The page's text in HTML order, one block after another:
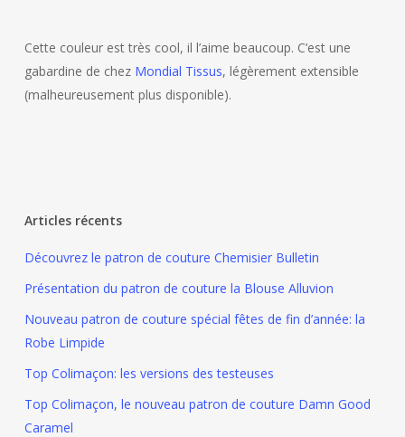
Cette couleur est très cool, il l’aime beaucoup. C’est une
gabardine de chez Mondial Tissus, légèrement extensible
(malheureusement plus disponible).
Articles récents
Découvrez le patron de couture Chemisier Bulletin
Présentation du patron de couture la Blouse Alluvion
Nouveau patron de couture spécial fêtes de fin d’année: la
Robe Limpide
Top Colimaçon: les versions des testeuses
Top Colimaçon, le nouveau patron de couture Damn Good
Caramel